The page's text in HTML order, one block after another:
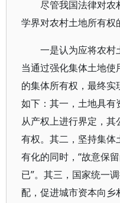
尽管我国法律对农
学界对农村土地所有权
一是认为应将农村
当通过强化集体土地
的集体所有权，最终
如下：其一，土地具有
从产权上进行界定，
有权。其二，坚持集体
有化的同时，“故意保
已”。其三，国家统一
配，促进城市资本向